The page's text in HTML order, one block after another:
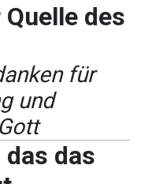
des
für
und
das das